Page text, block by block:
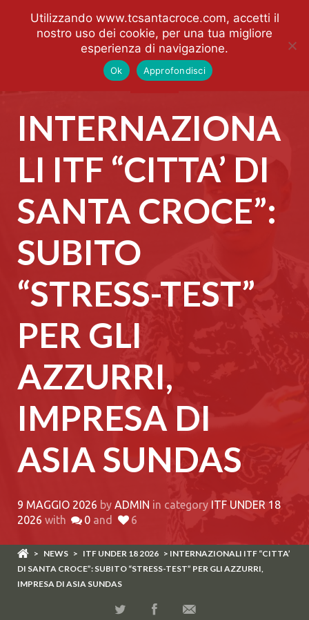
INTERNAZIONA
LI ITF “CITTA’ DI
SANTA CROCE”:
SUBITO
“STRESS-TEST”
PER GLI
AZZURRI,
IMPRESA DI
ASIA SUNDAS
9 MAGGIO 2026 by ADMIN in category ITF UNDER 18
2026 with 0 and 6
> NEWS > ITF UNDER 18 2026 > INTERNAZIONALI ITF “CITTA’
DI SANTA CROCE”: SUBITO “STRESS-TEST” PER GLI AZZURRI,
IMPRESA DI ASIA SUNDAS
Utilizzando www.tcsantacroce.com, accetti il
nostro uso dei cookie, per una tua migliore
esperienza di navigazione.
Ok Approfondisci